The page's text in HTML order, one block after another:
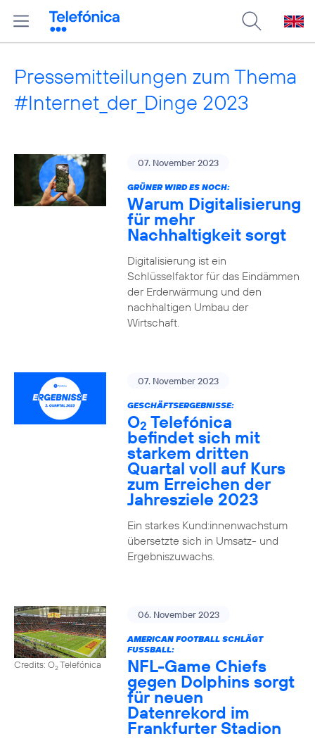
Pressemitteilungen zum Thema
#Internet_der_Dinge 2023
07. November 2023
GRÜNER WIRD ES NOCH:
Warum Digitalisierung
für mehr
Nachhaltigkeit sorgt
Digitalisierung ist ein
Schlüsselfaktor für das Eindämmen
der Erderwärmung und den
nachhaltigen Umbau der
Wirtschaft.
07. November 2023
GESCHÄFTSERGEBNISSE:
O2 Telefónica
befindet sich mit
starkem dritten
Quartal voll auf Kurs
zum Erreichen der
Jahresziele 2023
Ein starkes Kund:innenwachstum
übersetzte sich in Umsatz- und
Ergebniszuwachs.
Credits: O2Telefónica
06. November 2023
AMERICAN FOOTBALL SCHLÄGT
FUSSBALL:
NFL-Game Chiefs
gegen Dolphins sorgt
für neuen
Datenrekord im
Frankfurter Stadion